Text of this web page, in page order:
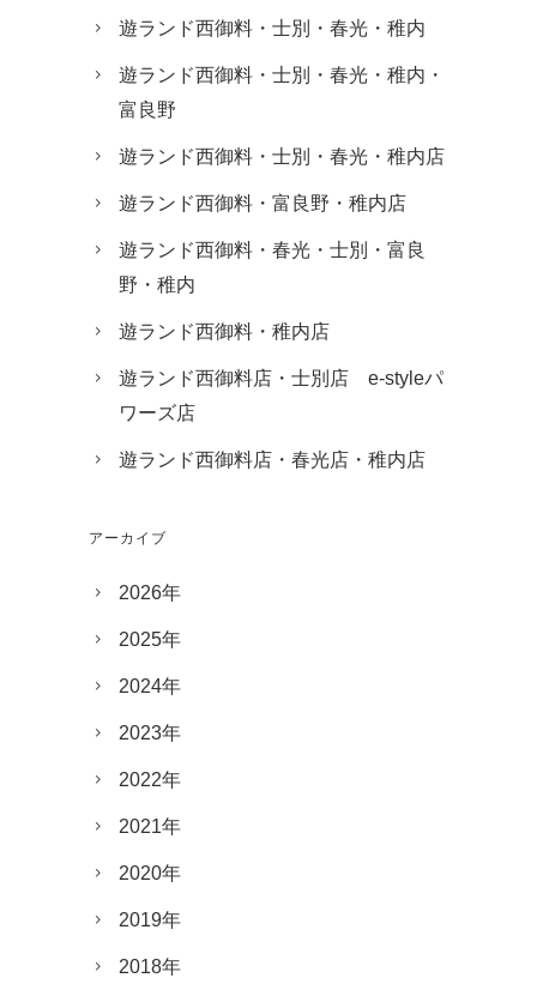
遊ランド西御料・士別・春光・稚内
遊ランド西御料・士別・春光・稚内・
富良野
遊ランド西御料・士別・春光・稚内店
遊ランド西御料・富良野・稚内店
遊ランド西御料・春光・士別・富良
野・稚内
遊ランド西御料・稚内店
遊ランド西御料店・士別店 e-styleパ
ワーズ店
遊ランド西御料店・春光店・稚内店
アーカイブ
2026年
2025年
2024年
2023年
2022年
2021年
2020年
2019年
2018年